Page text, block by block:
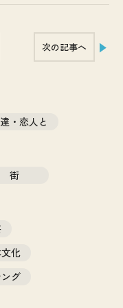
・恋人と
街
化
グ
次の記事へ